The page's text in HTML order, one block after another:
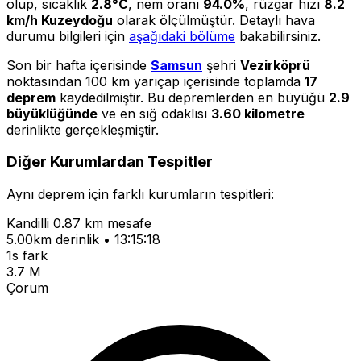
olup, sıcaklık 2.8°C, nem oranı 94.0%, rüzgar hızı 8.2
km/h Kuzeydoğu olarak ölçülmüştür. Detaylı hava
durumu bilgileri için aşağıdaki bölüme bakabilirsiniz.
Son bir hafta içerisinde Samsun şehri Vezirköprü
noktasından 100 km yarıçap içerisinde toplamda 17
deprem kaydedilmiştir. Bu depremlerden en büyüğü 2.9
büyüklüğünde ve en sığ odaklısı 3.60 kilometre
derinlikte gerçekleşmiştir.
Diğer Kurumlardan Tespitler
Aynı deprem için farklı kurumların tespitleri:
Kandilli 0.87 km mesafe
5.00km derinlik • 13:15:18
1s fark
3.7 M
Çorum